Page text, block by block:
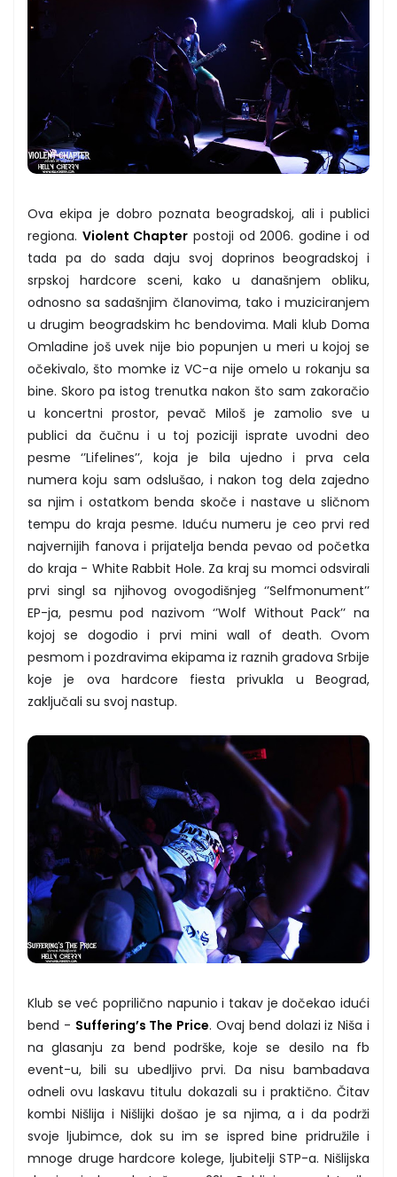
Ova ekipa je dobro poznata beogradskoj, ali i publici
regiona. Violent Chapter postoji od 2006. godine i od
tada pa do sada daju svoj doprinos beogradskoj i
srpskoj hardcore sceni, kako u današnjem obliku,
odnosno sa sadašnjim članovima, tako i muziciranjem
u drugim beogradskim hc bendovima. Mali klub Doma
Omladine još uvek nije bio popunjen u meri u kojoj se
očekivalo, što momke iz VC-a nije omelo u rokanju sa
bine. Skoro pa istog trenutka nakon što sam zakoračio
u koncertni prostor, pevač Miloš je zamolio sve u
publici da čučnu i u toj poziciji isprate uvodni deo
pesme ‘’Lifelines’’, koja je bila ujedno i prva cela
numera koju sam odslušao, i nakon tog dela zajedno
sa njim i ostatkom benda skoče i nastave u sličnom
tempu do kraja pesme. Iduću numeru je ceo prvi red
najvernijih fanova i prijatelja benda pevao od početka
do kraja - White Rabbit Hole. Za kraj su momci odsvirali
prvi singl sa njihovog ovogodišnjeg ‘’Selfmonument’’
EP-ja, pesmu pod nazivom ‘’Wolf Without Pack’’ na
kojoj se dogodio i prvi mini wall of death. Ovom
pesmom i pozdravima ekipama iz raznih gradova Srbije
koje je ova hardcore fiesta privukla u Beograd,
zaključali su svoj nastup.
Klub se već poprilično napunio i takav je dočekao idući
bend - Suffering’s The Price. Ovaj bend dolazi iz Niša i
na glasanju za bend podrške, koje se desilo na fb
event-u, bili su ubedljivo prvi. Da nisu bambadava
odneli ovu laskavu titulu dokazali su i praktično. Čitav
kombi Nišlija i Nišlijki došao je sa njima, a i da podrži
svoje ljubimce, dok su im se ispred bine pridružile i
mnoge druge hardcore kolege, ljubitelji STP-a. Nišlijska